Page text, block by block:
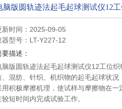
脑版圆轨迹法起毛起球测试仪12
新时间：2025-09-05
器型号：LT-Y227-12
要描述：
脑版圆轨迹法起毛起球测试仪12工位
、混纺、针织、机织物的起毛起球状
用积极摩擦机理，使试样与摩擦物在
较短时间内完成试验工作。